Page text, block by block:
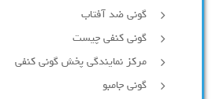
گونی ضد آفتاب
گونی کنفی چیست
مرکز نمایندگی پخش گونی کنفی
گونی جامبو